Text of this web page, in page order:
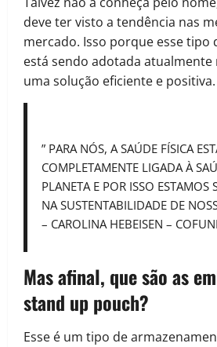
deve ter visto a tendência nas
mercado. Isso porque esse tipo
está sendo adotada
uma solução eficiente e positiva.
” PARA NÓS, A SAÚDE FÍSICA
COMPLETAMENTE LIGADA À
PLANETA E POR ISSO ESTAMOS
NA SUSTENTABILIDADE DE
– CAROLINA HEBEISEN –
Mas afinal, que são as
stand up pouch?
Esse é um tipo de